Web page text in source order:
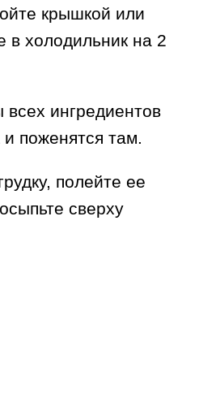
крышкой или
в холодильник на 2
всех ингредиентов
поженятся там.
полейте ее
сверху